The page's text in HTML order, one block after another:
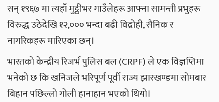
सन् १९६७ मा त्यहाँ मुट्ठीभर गाउँलेहरू आफ्ना सामन्ती प्रभुहरू
विरुद्ध उठेदेखि १२,००० भन्दा बढी विद्रोही, सैनिक र
नागरिकहरू मारिएका छन्।
भारतको केन्द्रीय रिजर्भ पुलिस बल (CRPF) ले एक विज्ञप्तिमा
भनेको छ कि खनिजले भरिपूर्ण पूर्वी राज्य झारखण्डमा सोमबार
बिहान पछिल्लो गोली हानाहान भएको थियो।